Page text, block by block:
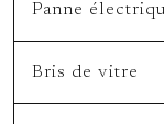
Panne
Bris de vitre